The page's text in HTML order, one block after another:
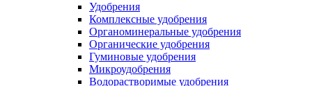
Удобрения
Комплексные удобрения
Органоминеральные удобрения
Органические удобрения
Гуминовые удобрения
Микроудобрения
Водорастворимые удобрения